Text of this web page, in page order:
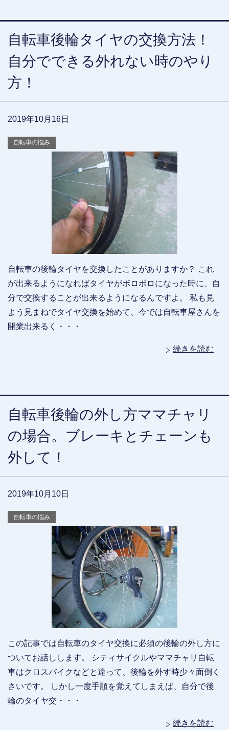
自転車後輪タイヤの交換方法！
自分でできる外れない時のやり
方！
2019年10月16日
自転車の悩み
自転車の後輪タイヤを交換したことがありますか？ これ
が出来るようになればタイヤがボロボロになった時に、自
分で交換することが出来るようになるんですよ。 私も見
よう見まねでタイヤ交換を始めて、今では自転車屋さんを
開業出来るく・・・
続きを読む
自転車後輪の外し方ママチャリ
の場合。ブレーキとチェーンも
外して！
2019年10月10日
自転車の悩み
この記事では自転車のタイヤ交換に必須の後輪の外し方に
ついてお話しします。 シティサイクルやママチャリ自転
車はクロスバイクなどと違って、後輪を外す時少々面倒く
さいです。 しかし一度手順を覚えてしまえば、自分で後
輪のタイヤ交・・・
続きを読む